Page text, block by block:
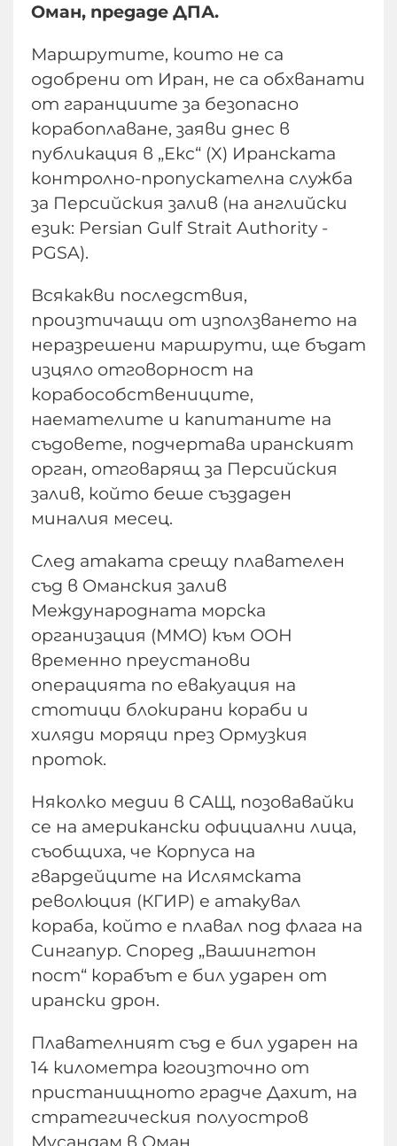
Оман, предаде ДПА.
Маршрутите, които не са
одобрени от Иран, не са обхванати
от гаранциите за безопасно
корабоплаване, заяви днес в
публикация в „Екс“ (X) Иранската
контролно-пропускателна служба
за Персийския залив (на английски
език: Persian Gulf Strait Authority -
PGSA).
Всякакви последствия,
произтичащи от използването на
неразрешени маршрути, ще бъдат
изцяло отговорност на
корабособствениците,
наемателите и капитаните на
съдовете, подчертава иранският
орган, отговарящ за Персийския
залив, който беше създаден
миналия месец.
След атаката срещу плавателен
съд в Оманския залив
Международната морска
организация (ММО) към ООН
временно преустанови
операцията по евакуация на
стотици блокирани кораби и
хиляди моряци през Ормузкия
проток.
Няколко медии в САЩ, позовавайки
се на американски официални лица,
съобщиха, че Корпуса на
гвардейците на Ислямската
революция (КГИР) е атакувал
кораба, който е плавал под флага на
Сингапур. Според „Вашингтон
пост“ корабът е бил ударен от
ирански дрон.
Плавателният съд е бил ударен на
14 километра югоизточно от
пристанищното градче Дахит, на
стратегическия полуостров
Мусандам в Оман.